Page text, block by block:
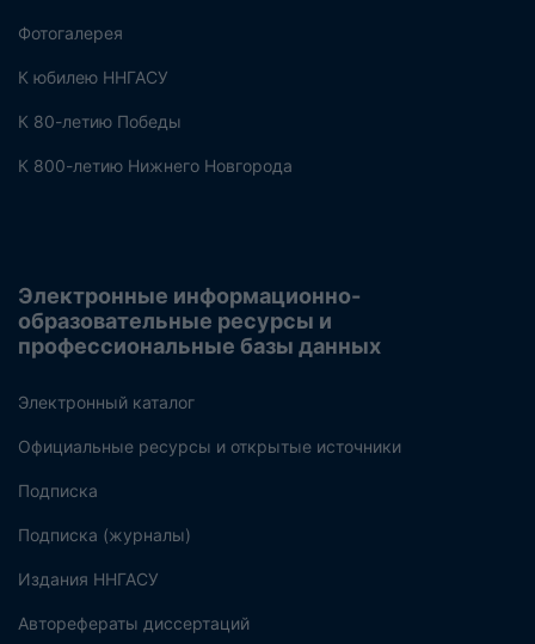
Фотогалерея
К юбилею ННГАСУ
К 80-летию Победы
К 800-летию Нижнего Новгорода
Электронные информационно-
образовательные ресурсы и
профессиональные базы данных
Электронный каталог
Официальные ресурсы и открытые источники
Подписка
Подписка (журналы)
Издания ННГАСУ
Авторефераты диссертаций